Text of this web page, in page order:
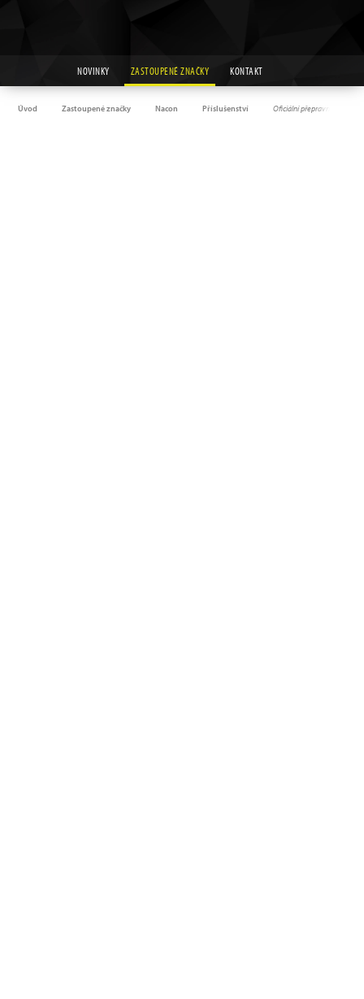
NOVINKY ZASTOUPENÉ ZNAČKY KONTAKT
Úvod Zastoupené značky Nacon Příslušenství Oficiální přepravní pouzdro